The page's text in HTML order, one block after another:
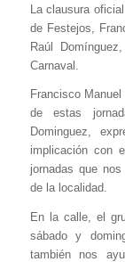
La clausura
de Festejos,
Raúl
Carnaval.
Francisco
de estas
Dominguez,
implicación con
jornadas que
de la localidad.
En la calle, el
sábado y
también nos